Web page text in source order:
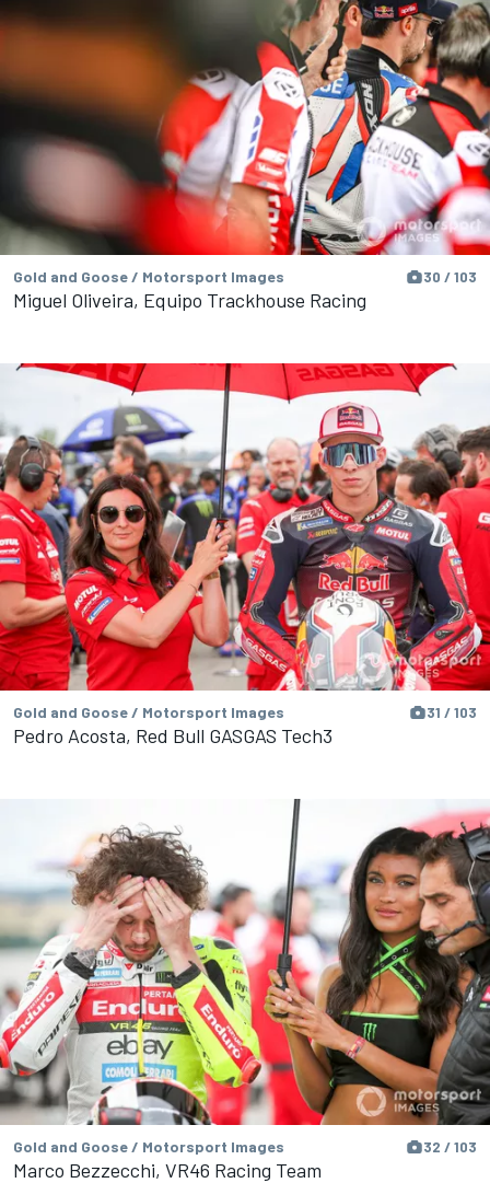
Gold and Goose / Motorsport Images 30 / 103
Miguel Oliveira, Equipo Trackhouse Racing
Gold and Goose / Motorsport Images 31 / 103
Pedro Acosta, Red Bull GASGAS Tech3
Gold and Goose / Motorsport Images 32 / 103
Marco Bezzecchi, VR46 Racing Team